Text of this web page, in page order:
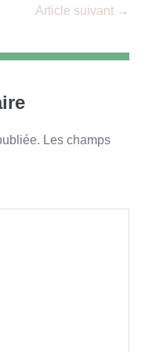
Article suivant →
Les champs